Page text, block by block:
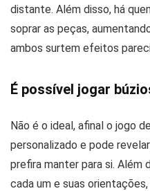
distante. Além disso, há
soprar as peças,
ambos surtem efeitos
É possível jogar
Não é o ideal, afinal o jogo
personalizado e pode
prefira manter para si. Além
cada um e suas